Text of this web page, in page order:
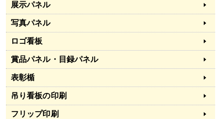
展示パネル
写真パネル
ロゴ看板
賞品パネル・目録パネル
表彰楯
吊り看板の印刷
フリップ印刷